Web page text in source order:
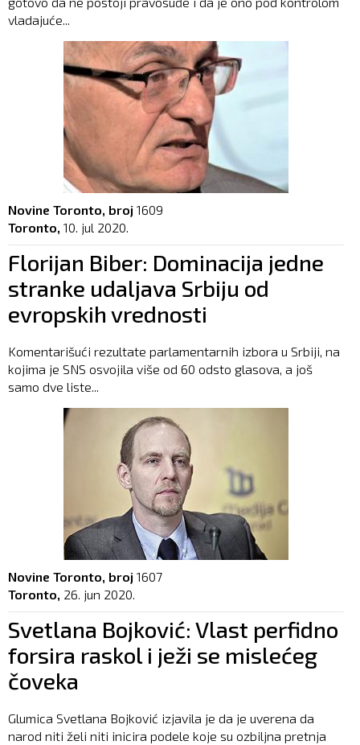
vladajuće...
Novine Toronto, broj 1609
Toronto, 10. jul 2020.
Florijan Biber: Dominacija jedne
stranke udaljava Srbiju od
evropskih vrednosti
Komentarišući rezultate parlamentarnih izbora u Srbiji, na
kojima je SNS osvojila više od 60 odsto glasova, a još
samo dve liste...
Novine Toronto, broj 1607
Toronto, 26. jun 2020.
Svetlana Bojković: Vlast perfidno
forsira raskol i ježi se mislećeg
čoveka
Glumica Svetlana Bojković izjavila je da je uverena da
narod niti želi niti inicira podele koje su ozbiljna pretnja